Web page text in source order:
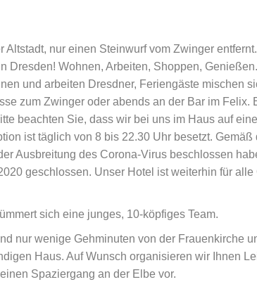
nur einen Steinwurf vom Zwinger
Dresden! Wohnen, Arbeiten, Shoppen,
und arbeiten Dresdner, Feriengäste mischen
zum Zwinger oder abends an der Bar im Felix.
beachten Sie, dass wir bei uns im Haus auf
ist täglich von 8 bis 22.30 Uhr besetzt. Gemäß
Ausbreitung des Corona-Virus beschlossen
geschlossen. Unser Hotel ist weiterhin für alle
sich eine junges, 10-köpfiges Team.
nur wenige Gehminuten von der Frauenkirche
Haus. Auf Wunsch organisieren wir Ihnen
Spaziergang an der Elbe vor.